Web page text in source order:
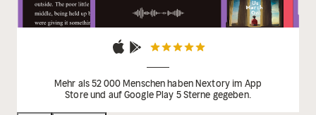
Mehr als 52 000 Menschen haben Nextory im App
Store und auf Google Play 5 Sterne gegeben.